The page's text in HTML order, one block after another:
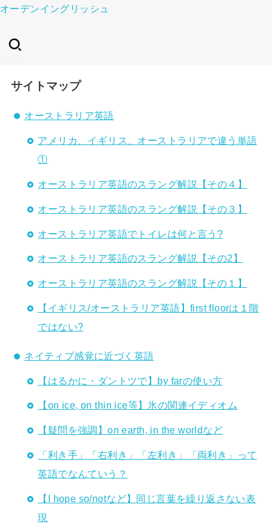
オーデンイングリッシュ
サイトマップ
オーストラリア英語
アメリカ、イギリス、オーストラリアで違う単語
①
オーストラリア英語のスラング解説【その４】
オーストラリア英語のスラング解説【その３】
オーストラリア英語でトイレは何と言う?
オーストラリア英語のスラング解説【その2】
オーストラリア英語のスラング解説【その１】
【イギリス/オーストラリア英語】first floorは１階
ではない?
ネイティブ感覚に近づく英語
【はるかに・ダントツで】by farの使い方
【on ice, on thin ice等】氷の関連イディオム
【疑問を強調】on earth, in the worldなど
「利き手」「右利き」「左利き」「両利き」って
英語でなんていう？
【I hope so/notなど】同じ言葉を繰り返さない表
現